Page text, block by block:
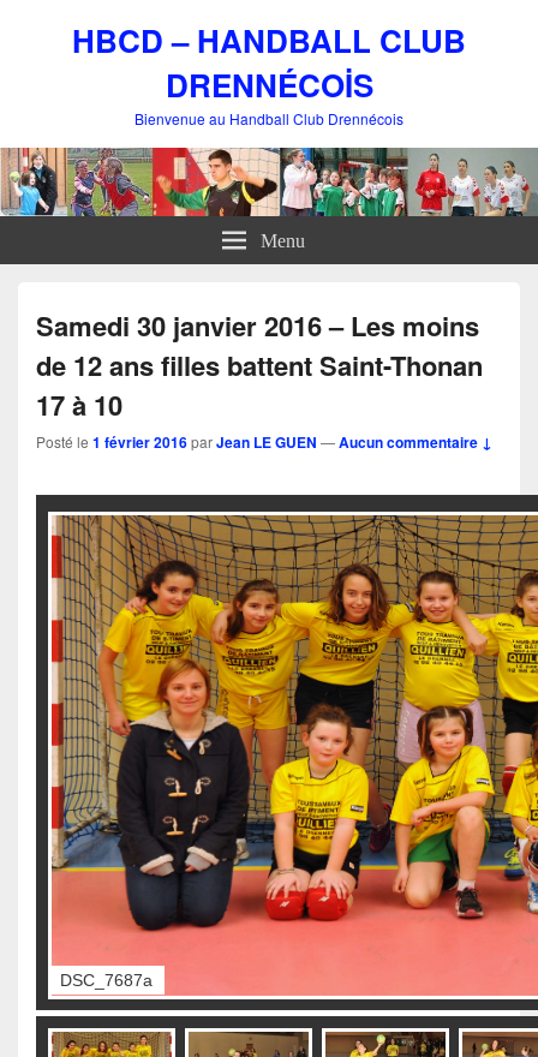
HBCD – HANDBALL CLUB
DRENNÉCOİS
Bienvenue au Handball Club Drennécois
Menu
Samedi 30 janvier 2016 – Les moins
de 12 ans filles battent Saint-Thonan
17 à 10
Posté le 1 février 2016parJean LE GUEN —Aucun commentaire ↓